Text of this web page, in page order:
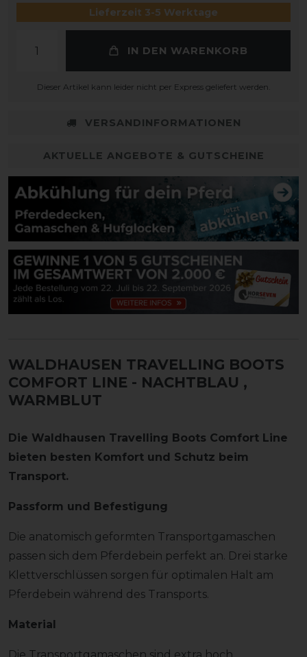
Lieferzeit 3-5 Werktage
IN DEN WARENKORB
Dieser Artikel kann leider nicht per Express geliefert werden.
VERSANDINFORMATIONEN
AKTUELLE ANGEBOTE & GUTSCHEINE
WALDHAUSEN TRAVELLING BOOTS
COMFORT LINE - NACHTBLAU ,
WARMBLUT
Die Waldhausen Travelling Boots Comfort Line
bieten besten Komfort und Schutz beim
Transport.
Passform und Befestigung
Die anatomisch geformten Transportgamaschen
passen sich dem Pferdebein perfekt an. Drei starke
Klettverschlüssen sorgen für optimalen Halt am
Pferdebein während des Transports.
Material